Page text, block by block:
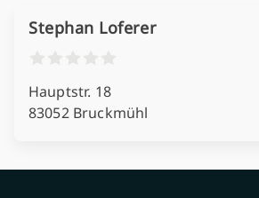
Stephan Loferer
Hauptstr. 18
83052 Bruckmühl